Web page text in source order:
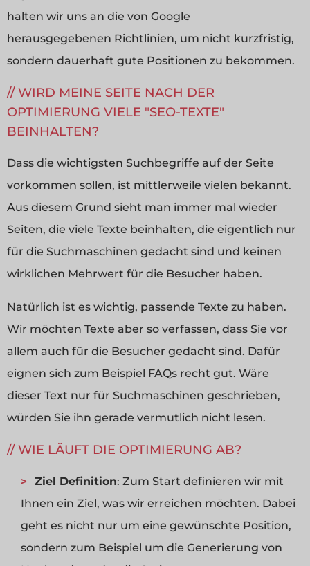
halten wir uns an die von Google
herausgegebenen Richtlinien, um nicht kurzfristig,
sondern dauerhaft gute Positionen zu bekommen.
WIRD MEINE SEITE NACH DER
OPTIMIERUNG VIELE "SEO-TEXTE"
BEINHALTEN?
Dass die wichtigsten Suchbegriffe auf der Seite
vorkommen sollen, ist mittlerweile vielen bekannt.
Aus diesem Grund sieht man immer mal wieder
Seiten, die viele Texte beinhalten, die eigentlich nur
für die Suchmaschinen gedacht sind und keinen
wirklichen Mehrwert für die Besucher haben.
Natürlich ist es wichtig, passende Texte zu haben.
Wir möchten Texte aber so verfassen, dass Sie vor
allem auch für die Besucher gedacht sind. Dafür
eignen sich zum Beispiel FAQs recht gut. Wäre
dieser Text nur für Suchmaschinen geschrieben,
würden Sie ihn gerade vermutlich nicht lesen.
WIE LÄUFT DIE OPTIMIERUNG AB?
Ziel Definition: Zum Start definieren wir mit
Ihnen ein Ziel, was wir erreichen möchten. Dabei
geht es nicht nur um eine gewünschte Position,
sondern zum Beispiel um die Generierung von